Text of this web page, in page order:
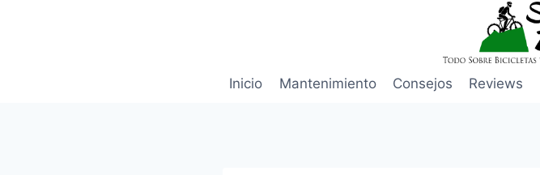
Inicio
Mantenimiento Consejos Reviews